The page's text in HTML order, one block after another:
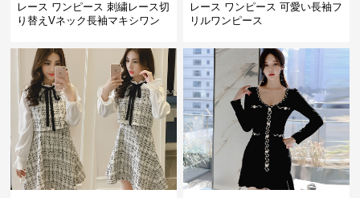
レース ワンピース 刺繍レース切
り替えVネック長袖マキシワン
レース ワンピース 可愛い長袖フ
リルワンピース